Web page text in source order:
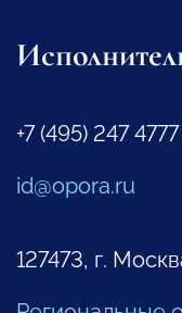
+7 (495) 247 4777
id@opora.ru
127473, г.